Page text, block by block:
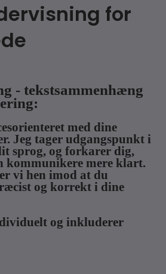
for
- tekstsammenhæng
med dine
Jeg tager udgangspunkt i
sprog, og forkarer dig,
kommunikere mere klart.
vi hen imod at du
og korrekt i dine
og inkluderer